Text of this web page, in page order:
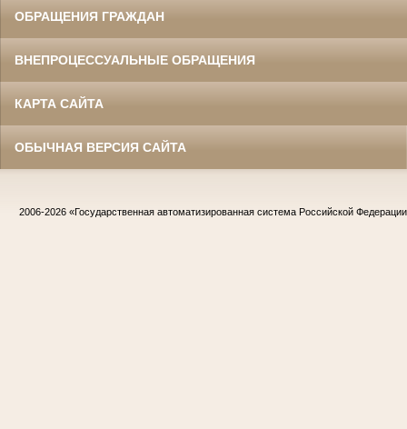
ОБРАЩЕНИЯ ГРАЖДАН
ВНЕПРОЦЕССУАЛЬНЫЕ ОБРАЩЕНИЯ
КАРТА САЙТА
ОБЫЧНАЯ ВЕРСИЯ САЙТА
2006-2026 «Государственная автоматизированная система Российской